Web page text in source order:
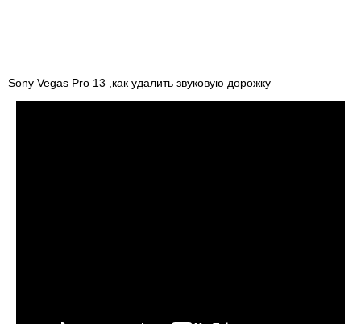
Sony Vegas Pro 13 ,как удалить звуковую дорожку